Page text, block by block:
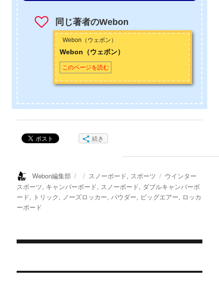
末だけのサンデーボーダーでは満足できなくなり転職。JSBAス
ノーボードC級インストラクターの資格を取得。それ以後、冬に
仕事のない農家や土木関係の仕事をし、冬はインストラクター
として山に籠もる生活を送っています。夏場はスケートボード
とサーフィンも始めてしまい、趣味も人生も横滑りばかりで
す。お問い合わせは こちらから
同じ著者のWebon
Webon（ウェボン）
Webon（ウェボン）
このページを読む
続き
投
稿
者
Webon編集部
投
稿
日:
カ
テ
ゴ
スノーボード, スポーツ
タ
グ
ウインター
スポーツ, キャンバーボード, スノーボード, ダブルキャンバーボ
ード, トリック, ノーズロッカー, パウダー, ビッグエアー, ロッカ
ーボード
稿